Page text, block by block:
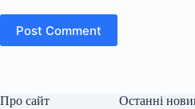
Post Comment
Про сайт Останні